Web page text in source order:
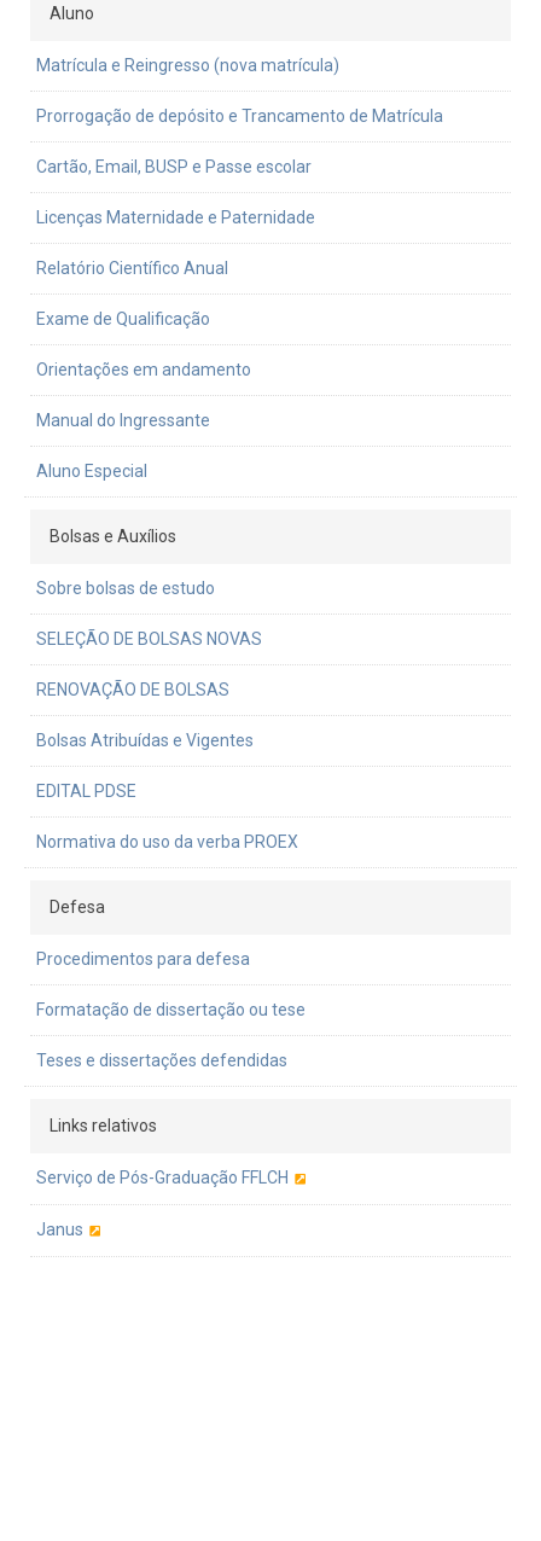
Aluno
Matrícula e Reingresso (nova matrícula)
Prorrogação de depósito e Trancamento de Matrícula
Cartão, Email, BUSP e Passe escolar
Licenças Maternidade e Paternidade
Relatório Científico Anual
Exame de Qualificação
Orientações em andamento
Manual do Ingressante
Aluno Especial
Bolsas e Auxílios
Sobre bolsas de estudo
SELEÇÃO DE BOLSAS NOVAS
RENOVAÇÃO DE BOLSAS
Bolsas Atribuídas e Vigentes
EDITAL PDSE
Normativa do uso da verba PROEX
Defesa
Procedimentos para defesa
Formatação de dissertação ou tese
Teses e dissertações defendidas
Links relativos
Serviço de Pós-Graduação FFLCH
Janus